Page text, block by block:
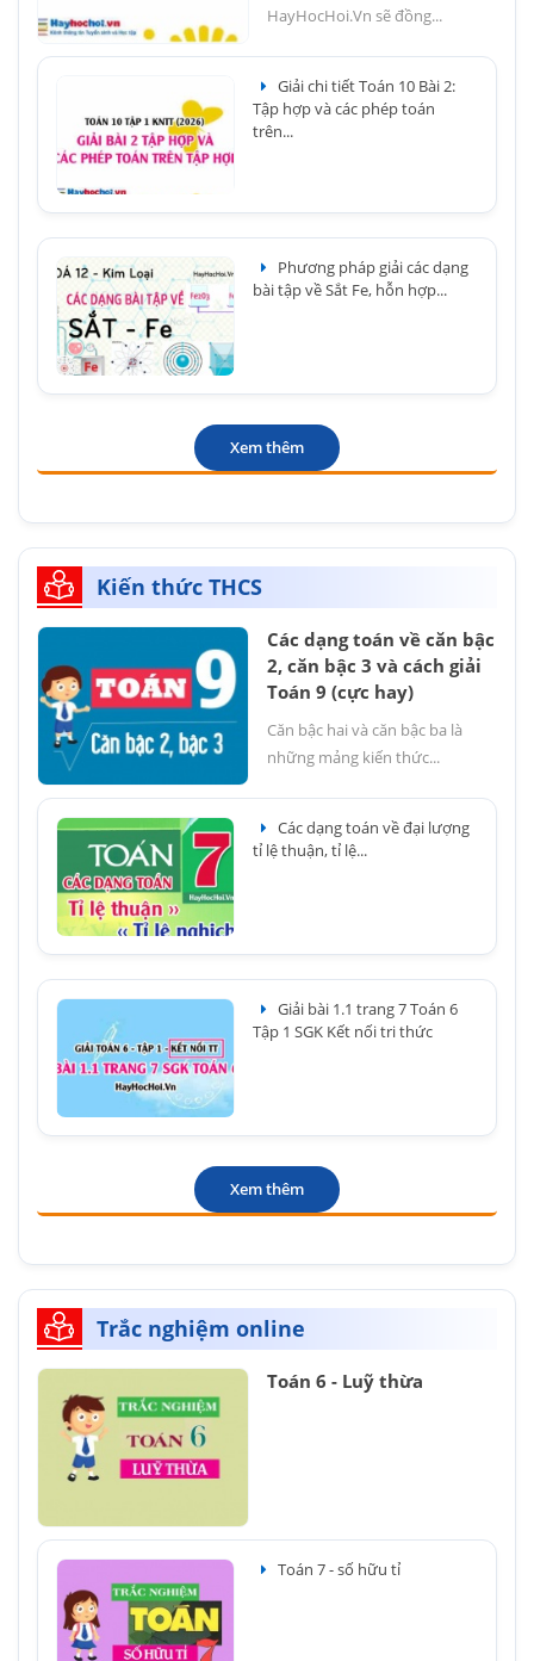
HayHocHoi.Vn sẽ đồng...
Giải chi tiết Toán 10 Bài 2:
Tập hợp và các phép toán
trên...
Phương pháp giải các dạng
bài tập về Sắt Fe, hỗn hợp...
Xem thêm
Kiến thức THCS
Các dạng toán về căn bậc
2, căn bậc 3 và cách giải
Toán 9 (cực hay)
Căn bậc hai và căn bậc ba là
những mảng kiến thức...
Các dạng toán về đại lượng
tỉ lệ thuận, tỉ lệ...
Giải bài 1.1 trang 7 Toán 6
Tập 1 SGK Kết nối tri thức
Xem thêm
Trắc nghiệm online
Toán 6 - Luỹ thừa
Toán 7 - số hữu tỉ